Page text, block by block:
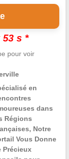
s *
pour voir
en
dans
Régions
Notre
Vous Donne
Précieux